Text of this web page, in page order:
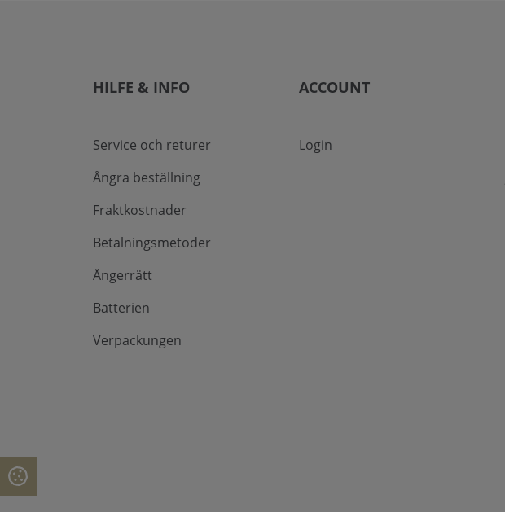
HILFE & INFO
Service och returer
Ångra beställning
Fraktkostnader
Betalningsmetoder
Ångerrätt
Batterien
Verpackungen
ACCOUNT
Login